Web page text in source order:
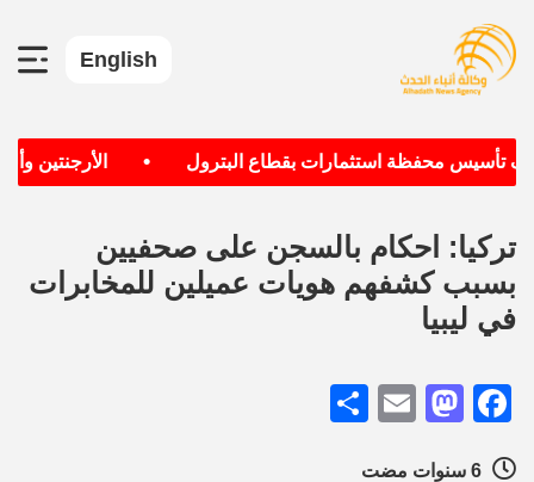
English
تأسيس محفظة استثمارات بقطاع البترول الأرجنتين
تركيا: احكام بالسجن على صحفيين
بسبب كشفهم هويات عميلين للمخابرات
في ليبيا
Facebook
Mastodon
Email